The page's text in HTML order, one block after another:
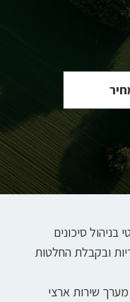
בניהול סיכונים
ובקבלת החלטות
שירות ארצי